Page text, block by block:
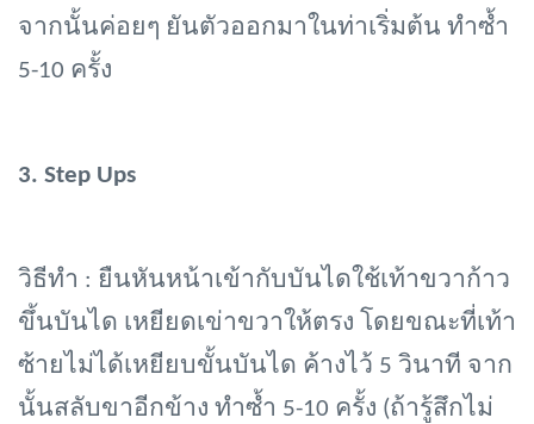
จากนั้นค่อยๆ ยันตัวออกมาในท่าเริ่มต้น ทำซ้ำ
5-10 ครั้ง
3. Step Ups
วิธีทำ : ยืนหันหน้าเข้ากับบันไดใช้เท้าขวาก้าว
ขึ้นบันได เหยียดเข่าขวาให้ตรง โดยขณะที่เท้า
ซ้ายไม่ได้เหยียบขั้นบันได ค้างไว้ 5 วินาที จาก
นั้นสลับขาอีกข้าง ทำซ้ำ 5-10 ครั้ง (ถ้ารู้สึกไม่